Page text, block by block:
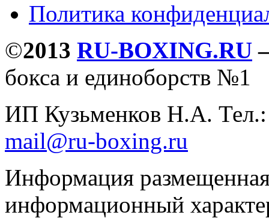
Политика
©2013 RU-BOXING.RU
бокса и единоборств №1
ИП Кузьменков Н.А.
mail@ru-boxing.ru
Информация
информационный